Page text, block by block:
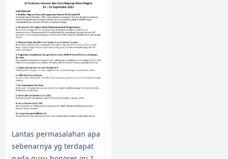
Lantas permasalahan apa
sebenarnya yg terdapat